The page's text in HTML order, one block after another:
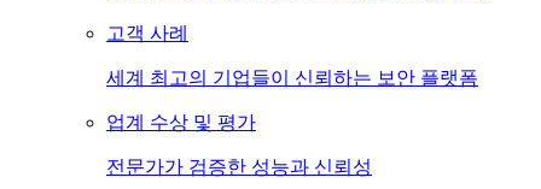
고객 사례
세계 최고의 기업들이 신뢰하는 보안 플랫폼
업계 수상 및 평가
전문가가 검증한 성능과 신뢰성